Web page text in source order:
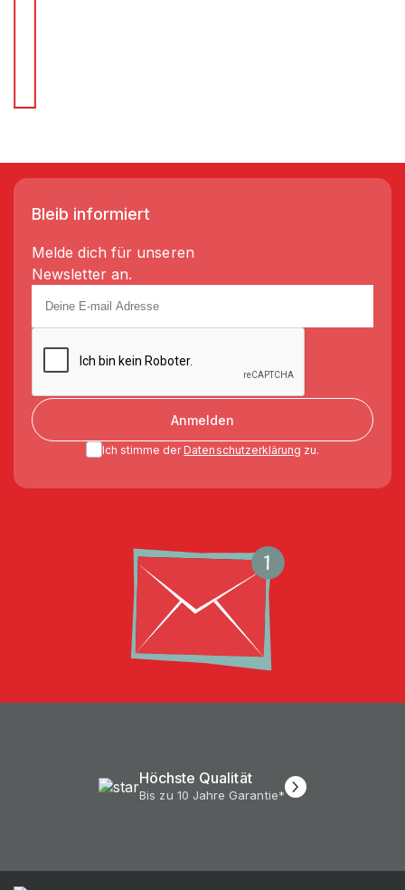
Bleib informiert
Melde dich für unseren
Newsletter an.
Anmelden
Ich stimme der Datenschutzerklärung zu.
Höchste Qualität
Bis zu 10 Jahre Garantie*